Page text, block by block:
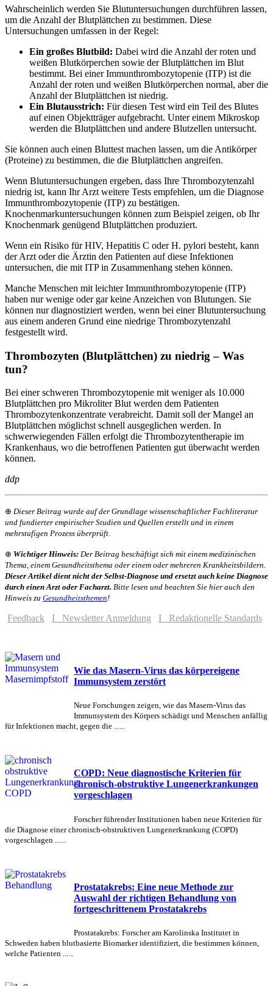
Wahrscheinlich werden Sie Blutuntersuchungen durchführen lassen,
um die Anzahl der Blutplättchen zu bestimmen. Diese
Untersuchungen umfassen in der Regel:
Ein großes Blutbild: Dabei wird die Anzahl der roten und
weißen Blutkörperchen sowie der Blutplättchen im Blut
bestimmt. Bei einer Immunthrombozytopenie (ITP) ist die
Anzahl der roten und weißen Blutkörperchen normal, aber die
Anzahl der Blutplättchen ist niedrig.
Ein Blutausstrich: Für diesen Test wird ein Teil des Blutes
auf einen Objektträger aufgebracht. Unter einem Mikroskop
werden die Blutplättchen und andere Blutzellen untersucht.
Sie können auch einen Bluttest machen lassen, um die Antikörper
(Proteine) zu bestimmen, die die Blutplättchen angreifen.
Wenn Blutuntersuchungen ergeben, dass Ihre Thrombozytenzahl
niedrig ist, kann Ihr Arzt weitere Tests empfehlen, um die Diagnose
Immunthrombozytopenie (ITP) zu bestätigen.
Knochenmarkuntersuchungen können zum Beispiel zeigen, ob Ihr
Knochenmark genügend Blutplättchen produziert.
Wenn ein Risiko für HIV, Hepatitis C oder H. pylori besteht, kann
der Arzt oder die Ärztin den Patienten auf diese Infektionen
untersuchen, die mit ITP in Zusammenhang stehen können.
Manche Menschen mit leichter Immunthrombozytopenie (ITP)
haben nur wenige oder gar keine Anzeichen von Blutungen. Sie
können nur diagnostiziert werden, wenn bei einer Blutuntersuchung
aus einem anderen Grund eine niedrige Thrombozytenzahl
festgestellt wird.
Thrombozyten (Blutplättchen) zu niedrig – Was
tun?
Bei einer schweren Thrombozytopenie mit weniger als 10.000
Blutplättchen pro Mikroliter Blut werden dem Patienten
Thrombozytenkonzentrate verabreicht. Damit soll der Mangel an
Blutplättchen möglichst schnell ausgeglichen werden. In
schwerwiegenden Fällen erfolgt die Thrombozytentherapie im
Krankenhaus, wo die betroffenen Patienten gut überwacht werden
können.
ddp
⊕ Dieser Beitrag wurde auf der Grundlage wissenschaftlicher Fachliteratur
und fundierter empirischer Studien und Quellen erstellt und in einem
mehrstufigen Prozess überprüft.
⊕ Wichtiger Hinweis: Der Beitrag beschäftigt sich mit einem medizinischen
Thema, einem Gesundheitsthema oder einem oder mehreren Krankheitsbildern.
Dieser Artikel dient nicht der Selbst-Diagnose und ersetzt auch keine Diagnose
durch einen Arzt oder Facharzt. Bitte lesen und beachten Sie hier auch den
Hinweis zu Gesundheitsthemen!
Feedback I Newsletter Anmeldung I Redaktionelle Standards
Wie das Masern-Virus das körpereigene
Immunsystem zerstört
Neue Forschungen zeigen, wie das Masern-Virus das
Immunsystem des Körpers schädigt und Menschen anfällig
für Infektionen macht, gegen die ......
COPD: Neue diagnostische Kriterien für
chronisch-obstruktive Lungenerkrankungen
vorgeschlagen
Forscher führender Institutionen haben neue Kriterien für
die Diagnose einer chronisch-obstruktiven Lungenerkrankung (COPD)
vorgeschlagen ......
Prostatakrebs: Eine neue Methode zur
Auswahl der richtigen Behandlung von
fortgeschrittenem Prostatakrebs
Prostatakrebs: Forscher am Karolinska Institutet in
Schweden haben blutbasierte Biomarker identifiziert, die bestimmen können,
welche Patienten ......